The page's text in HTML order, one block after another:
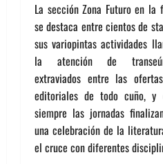
La sección Zona Futuro en la
se destaca entre cientos de
sus variopintas actividades
la atención de
extraviados entre las
editoriales de todo cuño, y
siempre las jornadas
una celebración de la
el cruce con diferentes